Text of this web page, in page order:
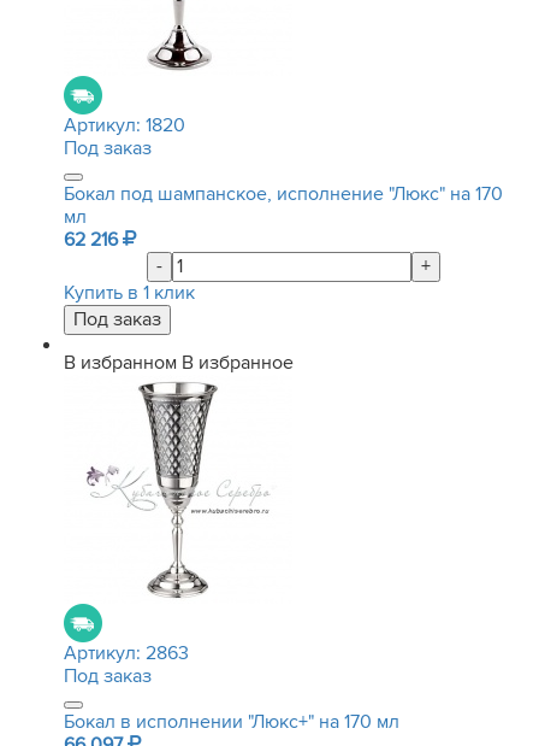
Артикул: 1820
Под заказ
Бокал под шампанское, исполнение "Люкс" на 170
мл
62 216
-
+
Купить в 1 клик
В избранном В избранное
Артикул: 2863
Под заказ
Бокал в исполнении "Люкс+" на 170 мл